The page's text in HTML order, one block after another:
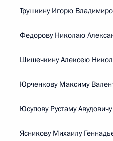
Трушкину Игорю
Федорову Николаю
Шишечкину Алексею
Юрченкову Максиму
Юсупову Рустаму Авудовичу
Ясникову Михаилу